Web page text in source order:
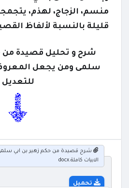
منسم، الزجاج، لهذم،
قليلة بالنسبة لألفاظ
شرح و تحليل قصيدة من
سلمى ومن يجعل
للتعديل
شرح قصيدة من حكم زهير بن ابي
الابيات كاملة.docx
تحميل